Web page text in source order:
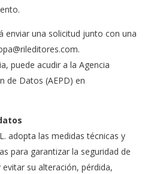
enviar una solicitud junto con una
puede acudir a la Agencia
de Datos (AEPD) en
adopta las medidas técnicas y
para garantizar la seguridad de
su alteración, pérdida,